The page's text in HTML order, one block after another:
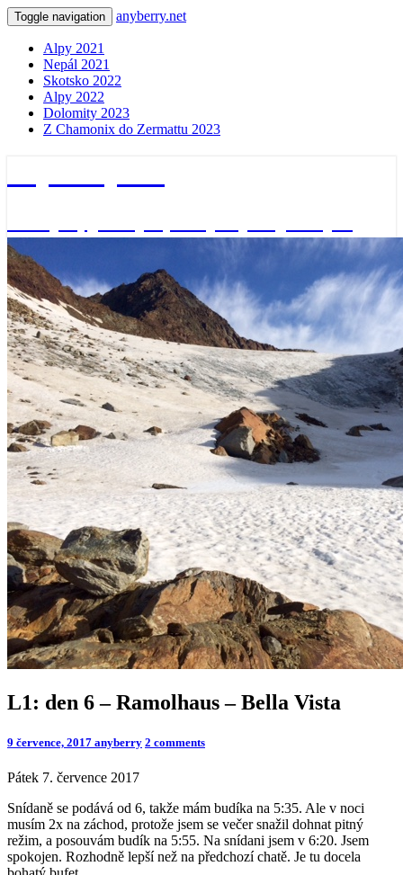
Toggle navigation anyberry.net
Alpy 2021
Nepál 2021
Skotsko 2022
Alpy 2022
Dolomity 2023
Z Chamonix do Zermattu 2023
L1:
den
–
–
Vista
L1: den 6 – Ramolhaus – Bella Vista
9 července, 2017 anyberry Comments
2 comments
Pátek 7. července 2017
Snídaně se podává od 6, takže mám budíka na 5:35. Ale v noci
musím 2x na záchod, protože jsem se večer snažil dohnat pitný
režim, a posouvám budík na 5:55. Na snídani jsem v 6:20. Jsem
spokojen. Rozhodně lepší než na předchozí chatě. Je tu docela